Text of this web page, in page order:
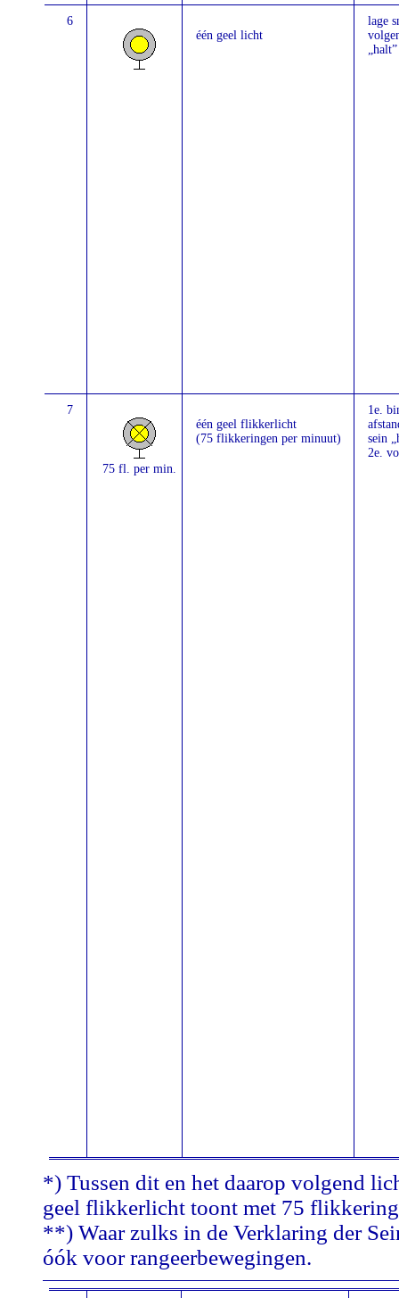
6
één geel licht
lage
„halt”
7
75 fl. per min.
één geel flikkerlicht
(75 flikkeringen per minuut)
1e.
sein
2e.
*) Tussen dit en het daarop volgend
geel flikkerlicht toont met 75
**) Waar zulks in de Verklaring der
óók voor rangeerbewegingen.